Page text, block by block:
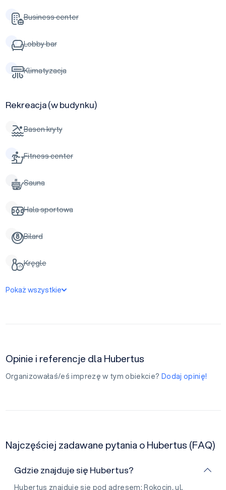
Business center
Lobby bar
Klimatyzacja
Rekreacja (w budynku)
Basen kryty
Fitness center
Sauna
Hala sportowa
Bilard
Kręgle
Pokaż wszystkie
Opinie i referencje dla Hubertus
Organizowałaś/eś imprezę w tym obiekcie? Dodaj opinię!
Najczęściej zadawane pytania o Hubertus (FAQ)
Gdzie znajduje się Hubertus?
Hubertus znajduje się pod adresem: Rokocin, ul.